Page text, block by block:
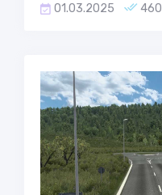
01.03.2025 460